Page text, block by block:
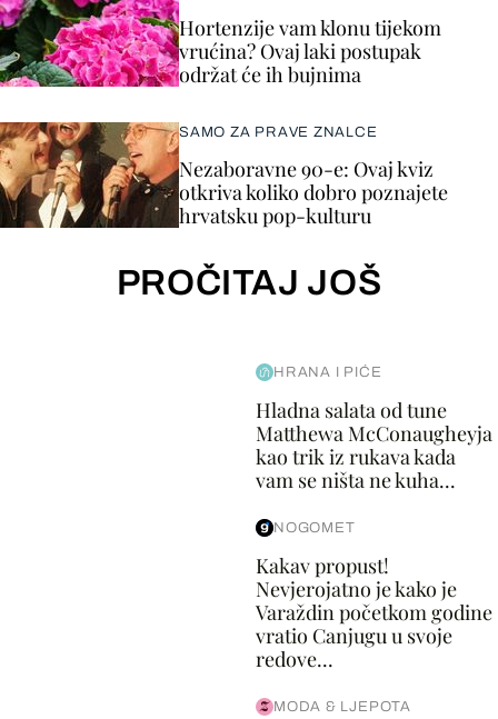
Hortenzije vam klonu tijekom
vrućina? Ovaj laki postupak
održat će ih bujnima
SAMO ZA PRAVE ZNALCE
Nezaboravne 90-e: Ovaj kviz
otkriva koliko dobro poznajete
hrvatsku pop-kulturu
PROČITAJ JOŠ
HRANA I PIĆE
Hladna salata od tune
Matthewa McConaugheyja
kao trik iz rukava kada
vam se ništa ne kuha...
NOGOMET
Kakav propust!
Nevjerojatno je kako je
Varaždin početkom godine
vratio Canjugu u svoje
redove...
MODA & LJEPOTA